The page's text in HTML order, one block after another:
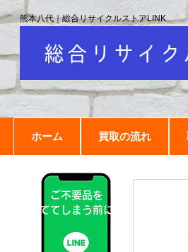
ホーム 買取の流れ
熊本八代｜総合リサイクルストアLINK
ご不要品を
捨ててしまう前に！